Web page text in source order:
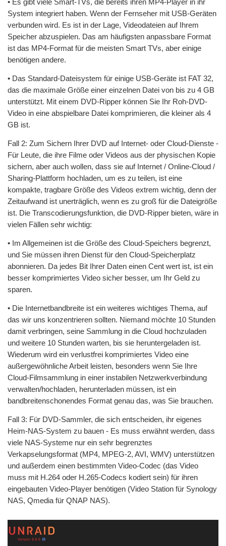
• Es gibt viele Smart-TVs, die bereits ihren MP4-Player in ihr
System integriert haben. Wenn der Fernseher mit USB-Geräten
verbunden wird. Es ist in der Lage, Videodateien auf Ihrem
Speicher abzuspielen. Das am häufigsten anpassbare Format
ist das MP4-Format für die meisten Smart TVs, aber einige
benötigen andere.
• Das Standard-Dateisystem für einige USB-Geräte ist FAT 32,
das die maximale Größe einer einzelnen Datei von bis zu 4 GB
unterstützt. Mit einem DVD-Ripper können Sie Ihr Roh-DVD-
Video in eine abspielbare Datei komprimieren, die kleiner als 4
GB ist.
Fall 2: Zum Sichern Ihrer DVD auf Internet- oder Cloud-Dienste -
Für Leute, die ihre Filme oder Videos aus der physischen Kopie
sichern, aber auch wollen, dass sie auf Internet / Online-Cloud /
Sharing-Plattform hochladen, um es zu teilen, ist eine
kompakte, tragbare Größe des Videos extrem wichtig, denn der
Zeitaufwand ist unerträglich, wenn es zu groß für die Dateigröße
ist. Die Transcodierungsfunktion, die DVD-Ripper bieten, wäre in
vielen Fällen sehr wichtig:
• Im Allgemeinen ist die Größe des Cloud-Speichers begrenzt,
und Sie müssen ihren Dienst für den Cloud-Speicherplatz
abonnieren. Da jedes Bit Ihrer Daten einen Cent wert ist, ist ein
besser komprimiertes Video sicher besser, um Ihr Geld zu
sparen.
• Die Internetbandbreite ist ein weiteres wichtiges Thema, auf
das wir uns konzentrieren sollten. Niemand möchte 10 Stunden
damit verbringen, seine Sammlung in die Cloud hochzuladen
und weitere 10 Stunden warten, bis sie heruntergeladen ist.
Wiederum wird ein verlustfrei komprimiertes Video eine
außergewöhnliche Arbeit leisten, besonders wenn Sie Ihre
Cloud-Filmsammlung in einer instabilen Netzwerkverbindung
verwalten/hochladen, herunterladen müssen, ist ein
bandbreitenschonendes Format genau das, was Sie brauchen.
Fall 3: Für DVD-Sammler, die sich entscheiden, ihr eigenes
Heim-NAS-System zu bauen - Es muss erwähnt werden, dass
viele NAS-Systeme nur ein sehr begrenztes
Verkapselungsformat (MP4, MPEG-2, AVI, WMV) unterstützen
und außerdem einen bestimmten Video-Codec (das Video
muss mit H.264 oder H.265-Codecs kodiert sein) für ihren
eingebauten Video-Player benötigen (Video Station für Synology
NAS, Qmedia für QNAP NAS).